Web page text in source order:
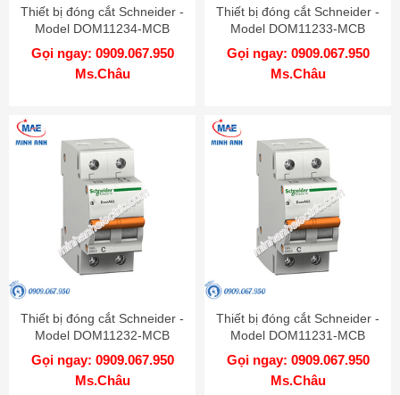
Thiết bị đóng cắt Schneider -
Model DOM11234-MCB
Gọi ngay: 0909.067.950
Ms.Châu
Thiết bị đóng cắt Schneider -
Model DOM11233-MCB
Gọi ngay: 0909.067.950
Ms.Châu
Thiết bị đóng cắt Schneider -
Model DOM11232-MCB
Gọi ngay: 0909.067.950
Ms.Châu
Thiết bị đóng cắt Schneider -
Model DOM11231-MCB
Gọi ngay: 0909.067.950
Ms.Châu